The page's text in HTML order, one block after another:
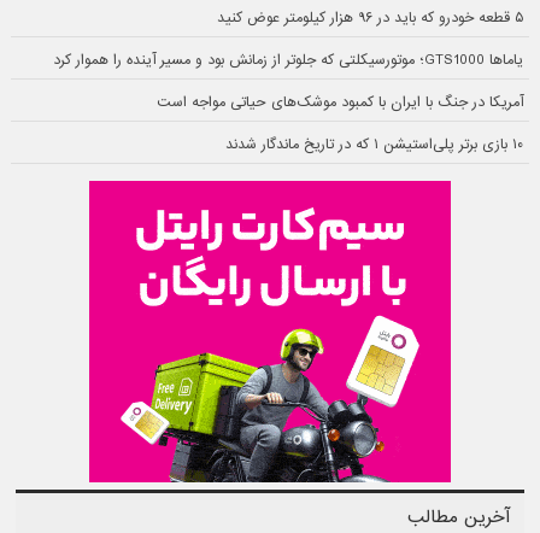
۵ قطعه خودرو که باید در ۹۶ هزار کیلومتر عوض کنید
یاماها GTS1000؛ موتورسیکلتی که جلوتر از زمانش بود و مسیر آینده را هموار کرد
آمریکا در جنگ با ایران با کمبود موشک‌های حیاتی مواجه است
۱۰ بازی برتر پلی‌استیشن ۱ که در تاریخ ماندگار شدند
آخرین مطالب